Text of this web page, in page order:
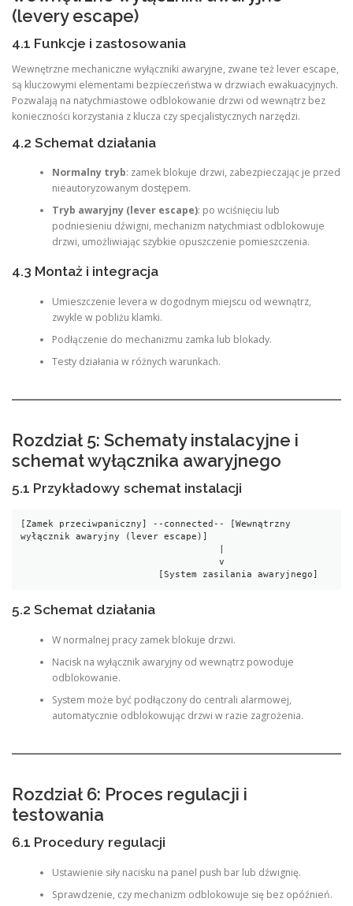
(levery escape)
4.1 Funkcje i zastosowania
Wewnętrzne mechaniczne wyłączniki awaryjne, zwane też lever escape,
są kluczowymi elementami bezpieczeństwa w drzwiach ewakuacyjnych.
Pozwalają na natychmiastowe odblokowanie drzwi od wewnątrz bez
konieczności korzystania z klucza czy specjalistycznych narzędzi.
4.2 Schemat działania
Normalny tryb: zamek blokuje drzwi, zabezpieczając je przed
nieautoryzowanym dostępem.
Tryb awaryjny (lever escape): po wciśnięciu lub
podniesieniu dźwigni, mechanizm natychmiast odblokowuje
drzwi, umożliwiając szybkie opuszczenie pomieszczenia.
4.3 Montaż i integracja
Umieszczenie levera w dogodnym miejscu od wewnątrz,
zwykle w pobliżu klamki.
Podłączenie do mechanizmu zamka lub blokady.
Testy działania w różnych warunkach.
Rozdział 5: Schematy instalacyjne i
schemat wyłącznika awaryjnego
5.1 Przykładowy schemat instalacji
[Zamek przeciwpaniczny] --connected-- [Wewnątrzny
wyłącznik awaryjny (lever escape)]
                                    v
                         [System zasilania awaryjnego]
5.2 Schemat działania
W normalnej pracy zamek blokuje drzwi.
Nacisk na wyłącznik awaryjny od wewnątrz powoduje
odblokowanie.
System może być podłączony do centrali alarmowej,
automatycznie odblokowując drzwi w razie zagrożenia.
Rozdział 6: Proces regulacji i
testowania
6.1 Procedury regulacji
Ustawienie siły nacisku na panel push bar lub dźwignię.
Sprawdzenie, czy mechanizm odblokowuje się bez opóźnień.